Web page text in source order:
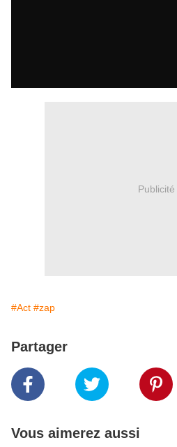
Publicité
#Act #zap
Partager
Vous aimerez aussi